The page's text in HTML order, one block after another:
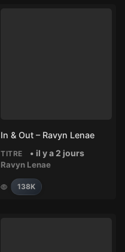
In & Out – Ravyn Lenae
TITRE • il y a 2 jours
Ravyn Lenae
138K